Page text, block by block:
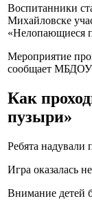
Воспитанники
Михайловске
«Нелопающиеся
Мероприятие
сообщает
Как
пузыри»
Ребята надували
Игра оказалась
Внимание детей